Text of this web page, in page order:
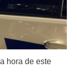
hora de este